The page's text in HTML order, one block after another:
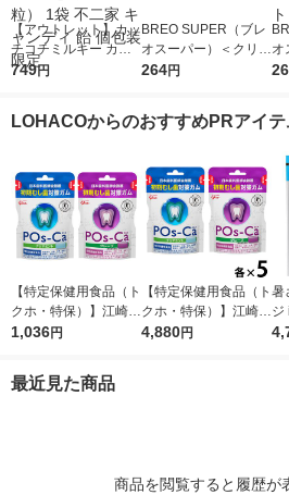
【アウトレット】カッ
チコチミルキー カチ
コチミルキー 固いミ
ンディ 飴 個包装 限定
749円
BREO SUPER（ブレ
オスーパー）＜クリア
ミント＞ 1袋 江崎グ
264円
オ
プ
LOHACOからのおすすめPRアイテ
【特定保健用食品（ト
クホ・特保）】江崎グ
リコ ポスカ 75g 2
初期むし歯対策ガム
1,036円
【特定保健用食品（ト
クホ・特保）】江崎グ
リコ ポスカ（POs-C
4,880円
暑
ジ
プ
最近見た商品
商品を閲覧すると履歴が